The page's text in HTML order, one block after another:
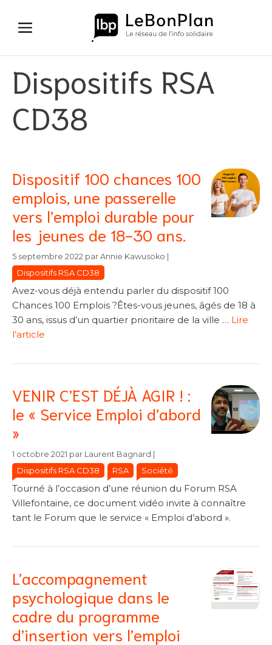
contenu
Dispositifs RSA
CD38
Dispositif 100 chances 100
emplois, une passerelle
vers l’emploi durable pour
les jeunes de 18-30 ans.
5 septembre 2022 par Annie Kawusoko
Dispositifs RSA CD38
Avez-vous déjà entendu parler du dispositif 100
Chances 100 Emplois ?Êtes-vous jeunes, âgés de 18 à
30 ans, issus d’un quartier prioritaire de la ville … Lire
l’article
VENIR C’EST DÉJÀ AGIR ! :
le « Service Emploi d’abord
»
1 octobre 2021 par Laurent Bagnard
Dispositifs RSA CD38 RSA Société
Tourné à l’occasion d’une réunion du Forum RSA
Villefontaine, ce document vidéo invite à connaître
tant le Forum que le service « Emploi d’abord ».
L’accompagnement
psychologique dans le
cadre du programme
d’insertion vers l’emploi